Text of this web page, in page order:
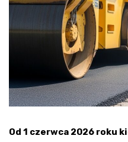
Od 1 czerwca 2026 roku